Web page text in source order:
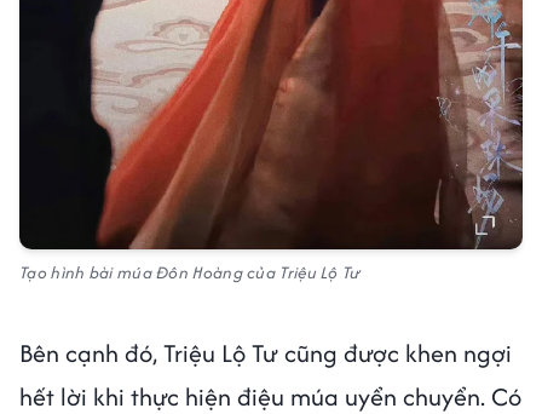
Tạo hình bài múa Đôn Hoàng của Triệu Lộ Tư
Bên cạnh đó, Triệu Lộ Tư cũng được khen ngợi
hết lời khi thực hiện điệu múa uyển chuyển. Có